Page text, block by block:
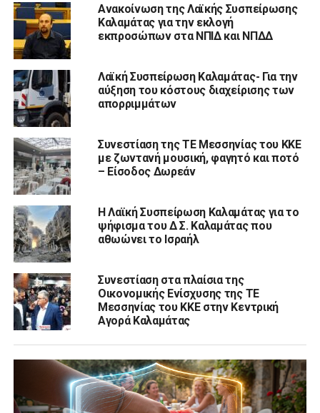
Ανακοίνωση της Λαϊκής Συσπείρωσης
Καλαμάτας για την εκλογή
εκπροσώπων στα ΝΠΙΔ και ΝΠΔΔ
Λαϊκή Συσπείρωση Καλαμάτας- Για την
αύξηση του κόστους διαχείρισης των
απορριμμάτων
Συνεστίαση της ΤΕ Μεσσηνίας του ΚΚΕ
με ζωντανή μουσική, φαγητό και ποτό
– Είσοδος Δωρεάν
Η Λαϊκή Συσπείρωση Καλαμάτας για το
ψήφισμα του Δ Σ. Καλαμάτας που
αθωώνει το Ισραήλ
Συνεστίαση στα πλαίσια της
Οικονομικής Ενίσχυσης της ΤΕ
Μεσσηνίας του ΚΚΕ στην Κεντρική
Αγορά Καλαμάτας